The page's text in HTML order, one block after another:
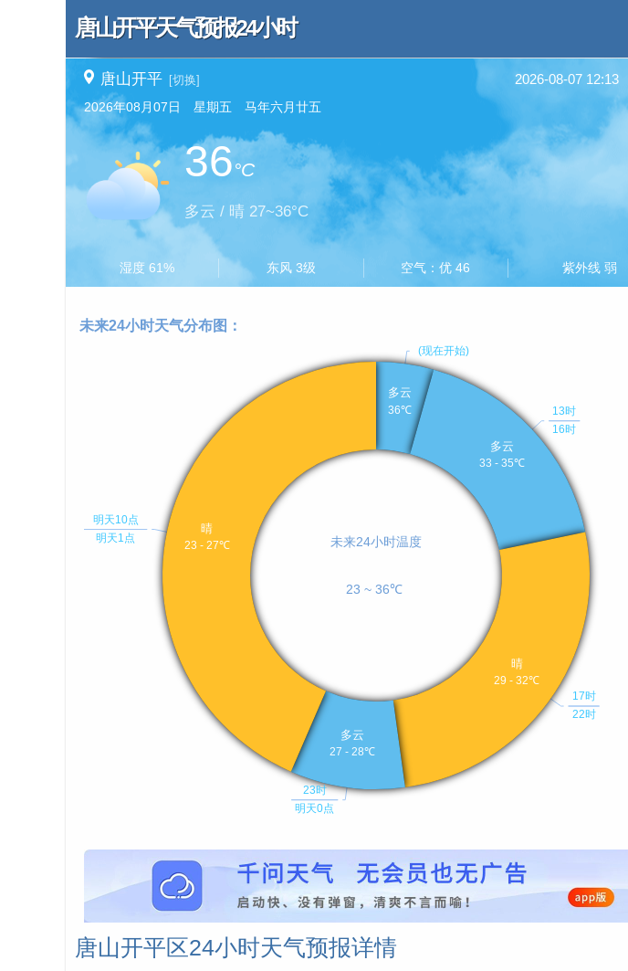
唐山开平天气预报24小时
唐山开平 [切换] 2026-08-07 12:13
2026年08月07日 星期五 马年六月廿五
36°C
多云 / 晴 27~36°C
湿度 61% 东风 3级 空气：优 46 紫外线 弱
唐山开平区24小时天气预报详情